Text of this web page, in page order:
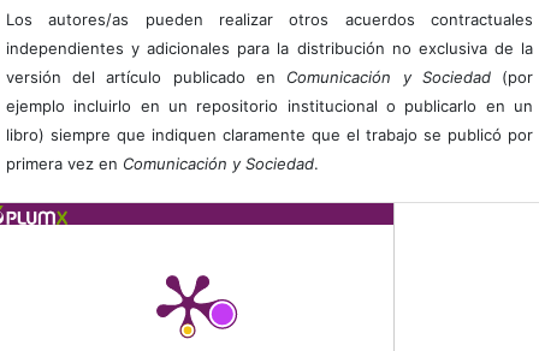
Los autores/as pueden realizar otros acuerdos contractuales
independientes y adicionales para la distribución no exclusiva de la
versión del artículo publicado en Comunicación y Sociedad(por
ejemplo incluirlo en un repositorio institucional o publicarlo en un
libro) siempre que indiquen claramente que el trabajo se publicó por
primera vez en Comunicación y Sociedad.